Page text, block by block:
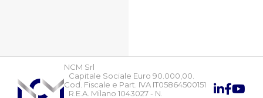
NCM Srl
Capitale Sociale Euro 90.000,00.
Cod. Fiscale e Part. IVA IT05864500151
R.E.A. Milano 1043027 - N.